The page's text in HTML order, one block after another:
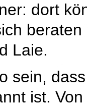
dort
Laie.
sein,
ist.